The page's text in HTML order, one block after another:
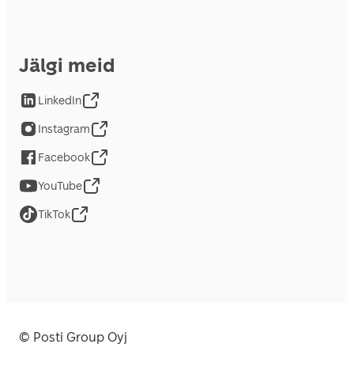
Jälgi meid
LinkedIn
Instagram
Facebook
YouTube
TikTok
© Posti Group Oyj